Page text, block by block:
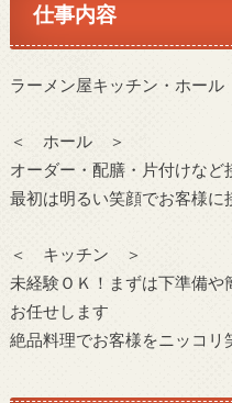
仕事内容
ラーメン屋キッチン・ホール
＜ ホール ＞
オーダー・配膳・片付けなど
最初は明るい笑顔でお客様に
＜ キッチン ＞
未経験ＯＫ！まずは下準備や
お任せします
絶品料理でお客様をニッコリ